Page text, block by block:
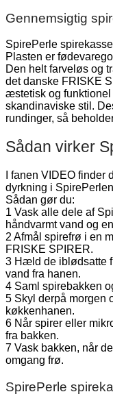
Gennemsigtig
SpirePerle
Plasten er
Den helt farveløs og
det danske FRISKE
æstetisk og
skandinaviske stil.
rundinger, så
Sådan virker
I fanen VIDEO
dyrkning i
Sådan gør du:
1 Vask alle dele af
håndvarmt vand og
2 Afmål spirefrø i en
FRISKE SPIRER.
3 Hæld de iblødsatte
vand fra hanen.
4 Saml spirebakken
5 Skyl derpå morgen
køkkenhanen.
6 Når spirer eller
fra bakken.
7 Vask bakken, når
omgang frø.
SpirePerle